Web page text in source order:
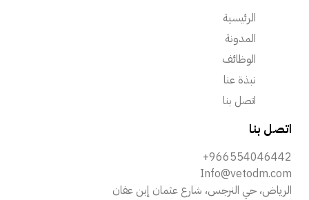
اتصل بنا
+966554046442
Info@vetodm.com
الرياض، حي النرجس، شارع عثمان إبن عفان
الرئيسية
المدونة
الوظائف
نبذة عنا
اتصل بنا